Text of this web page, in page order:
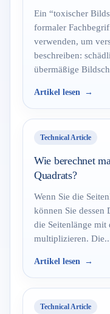
Ein “toxischer
formaler
verwenden, um
beschreiben:
übermäßige
Artikel lesen
Technical Article
Wie berechnet
Quadrats?
Wenn Sie die
können Sie dessen
die Seitenlänge mit
multiplizieren.
Artikel lesen
Technical Article